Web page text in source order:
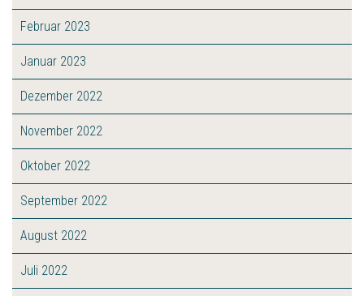
Februar 2023
Januar 2023
Dezember 2022
November 2022
Oktober 2022
September 2022
August 2022
Juli 2022